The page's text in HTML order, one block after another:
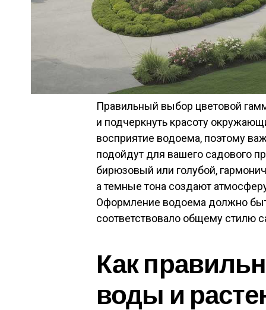
Правильный выбор цветовой
и подчеркнуть красоту
восприятие водоема, поэтому
подойдут для вашего садового
бирюзовый или голубой,
а темные тона создают
Оформление водоема должно
соответствовало общему стилю
Как
воды и